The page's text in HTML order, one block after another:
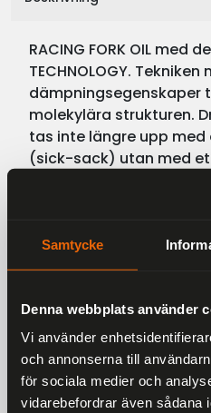
Samtycke
Denna webbplats använder
Vi använder
och annonserna till
för sociala medier och
vidarebefordrar även sådana
RACING FORK OIL med
TECHNOLOGY.
dämpningsegenskaper
molekylära strukturen.
tas inte längre upp
(sick-sack) utan med
med flera nivåer. Den
RESPONSE TECHNOLOGY
Liknande
Andra har